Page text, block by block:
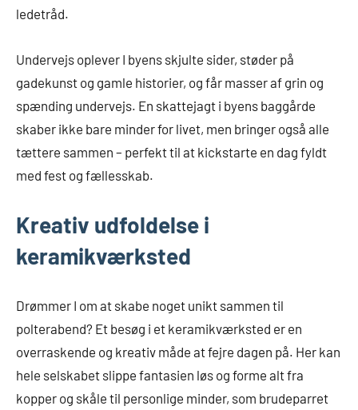
ledetråd.
Undervejs oplever I byens skjulte sider, støder på
gadekunst og gamle historier, og får masser af grin og
spænding undervejs. En skattejagt i byens baggårde
skaber ikke bare minder for livet, men bringer også alle
tættere sammen – perfekt til at kickstarte en dag fyldt
med fest og fællesskab.
Kreativ udfoldelse i
keramikværksted
Drømmer I om at skabe noget unikt sammen til
polterabend? Et besøg i et keramikværksted er en
overraskende og kreativ måde at fejre dagen på. Her kan
hele selskabet slippe fantasien løs og forme alt fra
kopper og skåle til personlige minder, som brudeparret